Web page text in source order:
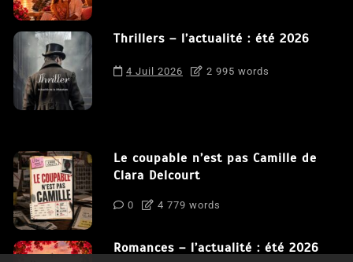
Thrillers – l’actualité : été 2026
4 Juil 2026 2 995 words
Le coupable n’est pas Camille de
Clara Delcourt
0 4 779 words
Romances – l’actualité : été 2026